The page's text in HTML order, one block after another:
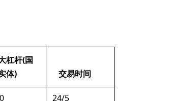
杠杆(国
体)
交易时间
24/5